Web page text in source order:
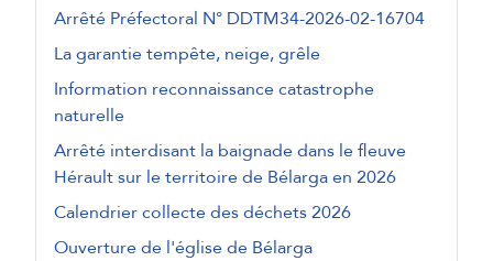
Arrêté Préfectoral N° DDTM34-2026-02-16704
La garantie tempête, neige, grêle
Information reconnaissance catastrophe
naturelle
Arrêté interdisant la baignade dans le fleuve
Hérault sur le territoire de Bélarga en 2026
Calendrier collecte des déchets 2026
Ouverture de l'église de Bélarga